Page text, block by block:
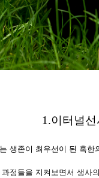
1.이터널선
생존이 최우선이 된 혹한
정들을 지켜보면서 생사